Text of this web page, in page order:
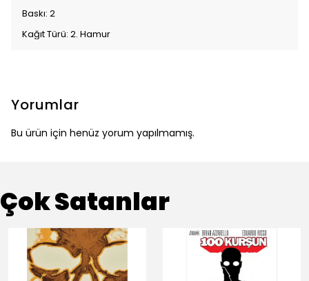
Baskı: 2
Kağıt Türü: 2. Hamur
Yorumlar
Bu ürün için henüz yorum yapılmamış.
Çok Satanlar